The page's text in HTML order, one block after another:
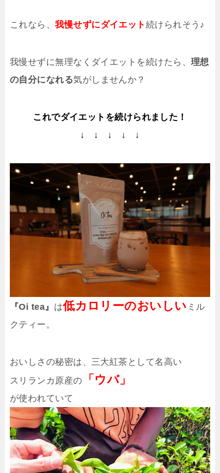
これなら、我慢せずにダイエット 続けられそう♪
我慢せずに無理なくダイエットを続けたら、 理想
の自分になれる気がしませんか？
これでダイエットを続けられました！
↓ ↓ ↓ ↓ ↓
『Oi tea』 は低カロリーのおいしい ミル
クティー。
おいしさの秘密は、三大紅茶として名高い
スリランカ原産の
「ウバ」
が使われていて